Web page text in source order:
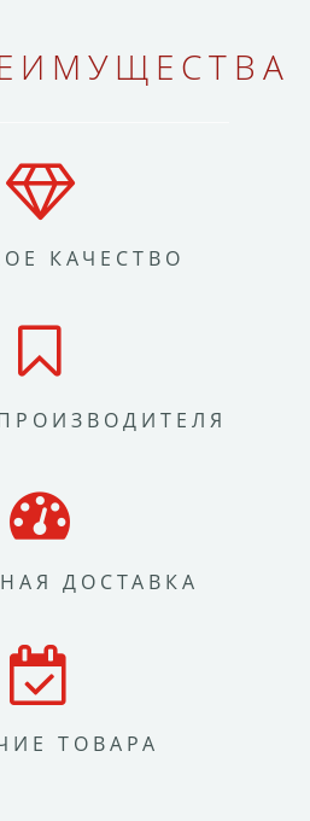
КАЧЕСТВО
ДОСТАВКА
ТОВАРА